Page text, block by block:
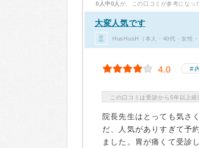
0人中0人 が、この口コミが参考になっ
大変人気です
HusHusH（本人・40代・女性・
4.0
この口コミは受診から5年以上経
院長先生はとっても気さ
だ、人気がありすぎて予
ました。胃が痛くて受診